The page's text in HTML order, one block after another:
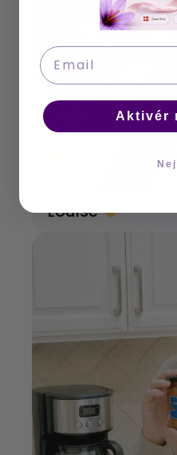
Louise
Email
Aktivér